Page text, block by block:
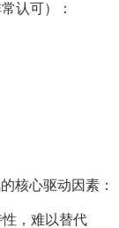
认可）：
核心驱动因素：
，难以替代